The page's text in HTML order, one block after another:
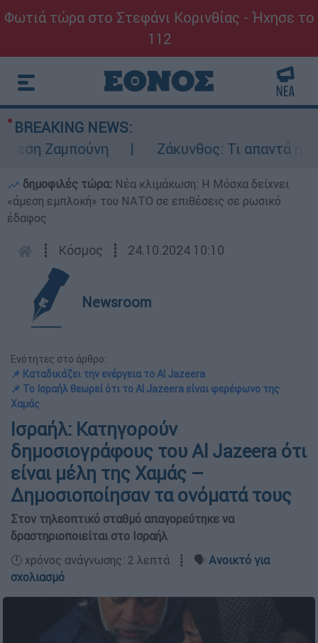
Φωτιά τώρα στο Στεφάνι Κορινθίας - Ήχησε το
112
BREAKING NEWS:
Ζαμπούνη
Ζάκυνθος: Τι απαντά η ΕΛΑΣ
δημοφιλές τώρα: Νέα κλιμάκωση: Η Μόσχα δείχνει
«άμεση εμπλοκή» του ΝΑΤΟ σε επιθέσεις σε ρωσικό
έδαφος
┋ Κόσμος ┋ 24.10.2024 10:10
Newsroom
Ενότητες στο άρθρο:
📌 Καταδικάζει την ενέργεια το Al Jazeera
📌 Το Ισραήλ θεωρεί ότι το Al Jazeera είναι φερέφωνο της
Χαμάς
Ισραήλ: Κατηγορούν
δημοσιογράφους του Al Jazeera ότι
είναι μέλη της Χαμάς –
Δημοσιοποίησαν τα ονόματά τους
Στον τηλεοπτικό σταθμό απαγορεύτηκε να
δραστηριοποιείται στο Ισραήλ
🕛 χρόνος ανάγνωσης: 2 λεπτά ┋ 🗣️ Ανοικτό για
σχολιασμό